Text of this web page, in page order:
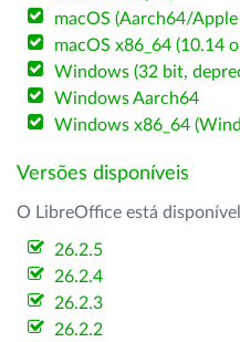
macOS (Aarch64/
macOS x86_64 (10.14
Windows (32 bit,
Windows Aarch64
Windows x86_64
Versões disponíveis
O LibreOffice está
26.2.5
26.2.4
26.2.3
26.2.2